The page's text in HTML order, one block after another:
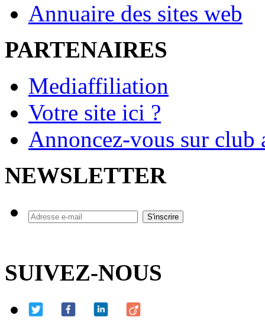
Annuaire des sites web
PARTENAIRES
Mediaffiliation
Votre site ici ?
Annoncez-vous sur
NEWSLETTER
SUIVEZ-NOUS